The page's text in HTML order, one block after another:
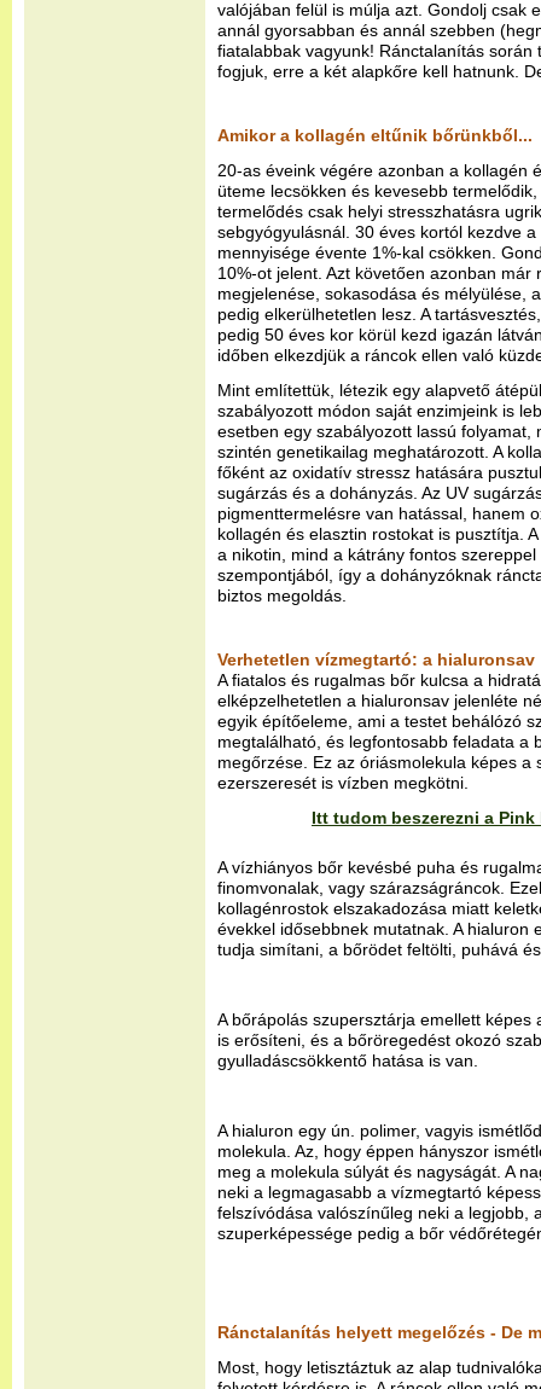
valójában felül is múlja azt. Gondolj csak
annál gyorsabban és annál szebben
fiatalabbak vagyunk! Ránctalanítás során
fogjuk, erre a két alapkőre kell hatnunk.
Amikor a kollagén eltűnik bőrünkből...
20-as éveink végére azonban a kollagén
üteme lecsökken és kevesebb
termelődés csak helyi stresszhatásra
sebgyógyulásnál. 30 éves kortól kezdve
mennyisége évente 1%-kal csökken.
10%-ot jelent. Azt követően azonban
megjelenése, sokasodása és mélyülése,
pedig elkerülhetetlen lesz. A
pedig 50 éves kor körül kezd igazán
időben elkezdjük a ráncok ellen való
Mint említettük, létezik egy alapvető
szabályozott módon saját enzimjeink is
esetben egy szabályozott lassú folyamat,
szintén genetikailag meghatározott. A
főként az oxidatív stressz hatására
sugárzás és a dohányzás. Az UV
pigmenttermelésre van hatással, hanem
kollagén és elasztin rostokat is pusztítja.
a nikotin, mind a kátrány fontos
szempontjából, így a dohányzóknak
biztos megoldás.
Verhetetlen vízmegtartó: a hialuronsav
A fiatalos és rugalmas bőr kulcsa a
elképzelhetetlen a hialuronsav jelenléte
egyik építőeleme, ami a testet behálózó
megtalálható, és legfontosabb feladata a
megőrzése. Ez az óriásmolekula képes a
ezerszeresét is vízben megkötni.
Itt tudom beszerezni a
A vízhiányos bőr kevésbé puha és
finomvonalak, vagy szárazságráncok.
kollagénrostok elszakadozása miatt
évekkel idősebbnek mutatnak. A hialuron
tudja simítani, a bőrödet feltölti, puhává
A bőrápolás szupersztárja emellett
is erősíteni, és a bőröregedést okozó
gyulladáscsökkentő hatása is van.
A hialuron egy ún. polimer, vagyis
molekula. Az, hogy éppen hányszor
meg a molekula súlyát és nagyságát. A
neki a legmagasabb a vízmegtartó
felszívódása valószínűleg neki a legjobb,
szuperképessége pedig a bőr
Ránctalanítás helyett megelőzés - De
Most, hogy letisztáztuk az alap